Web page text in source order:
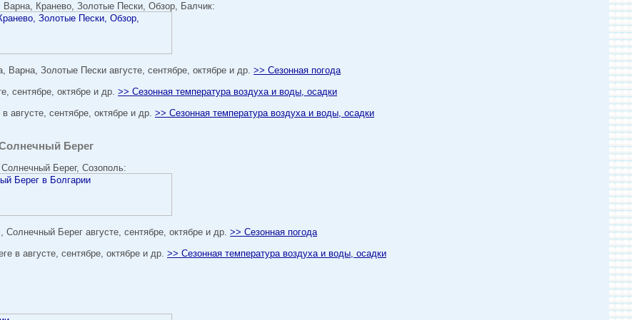
Варна, Кранево, Золотые Пески, Обзор, Балчик:
Варна, Золотые Пески августе, сентябре, октябре и др. >> Сезонная погода
сентябре, октябре и др. >> Сезонная температура воздуха и воды, осадки
августе, сентябре, октябре и др. >> Сезонная температура воздуха и воды, осадки
Берег
Берег, Созополь:
Солнечный Берег августе, сентябре, октябре и др. >> Сезонная погода
в августе, сентябре, октябре и др. >> Сезонная температура воздуха и воды, осадки